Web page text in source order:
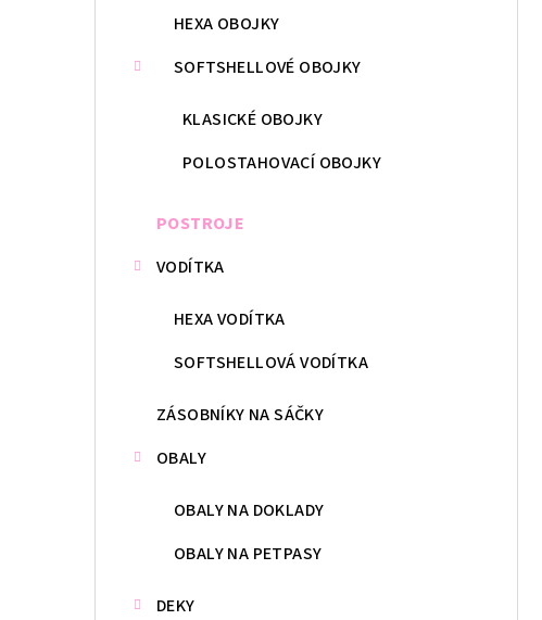
HEXA OBOJKY
SOFTSHELLOVÉ OBOJKY
KLASICKÉ OBOJKY
POLOSTAHOVACÍ OBOJKY
POSTROJE
VODÍTKA
HEXA VODÍTKA
SOFTSHELLOVÁ VODÍTKA
ZÁSOBNÍKY NA SÁČKY
OBALY
OBALY NA DOKLADY
OBALY NA PETPASY
DEKY